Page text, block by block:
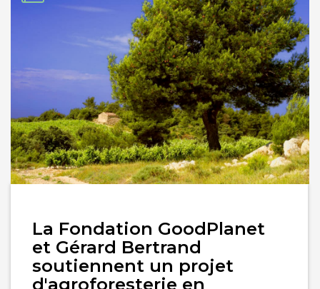
La Fondation GoodPlanet
et Gérard Bertrand
soutiennent un projet
d'agroforesterie en
l'article